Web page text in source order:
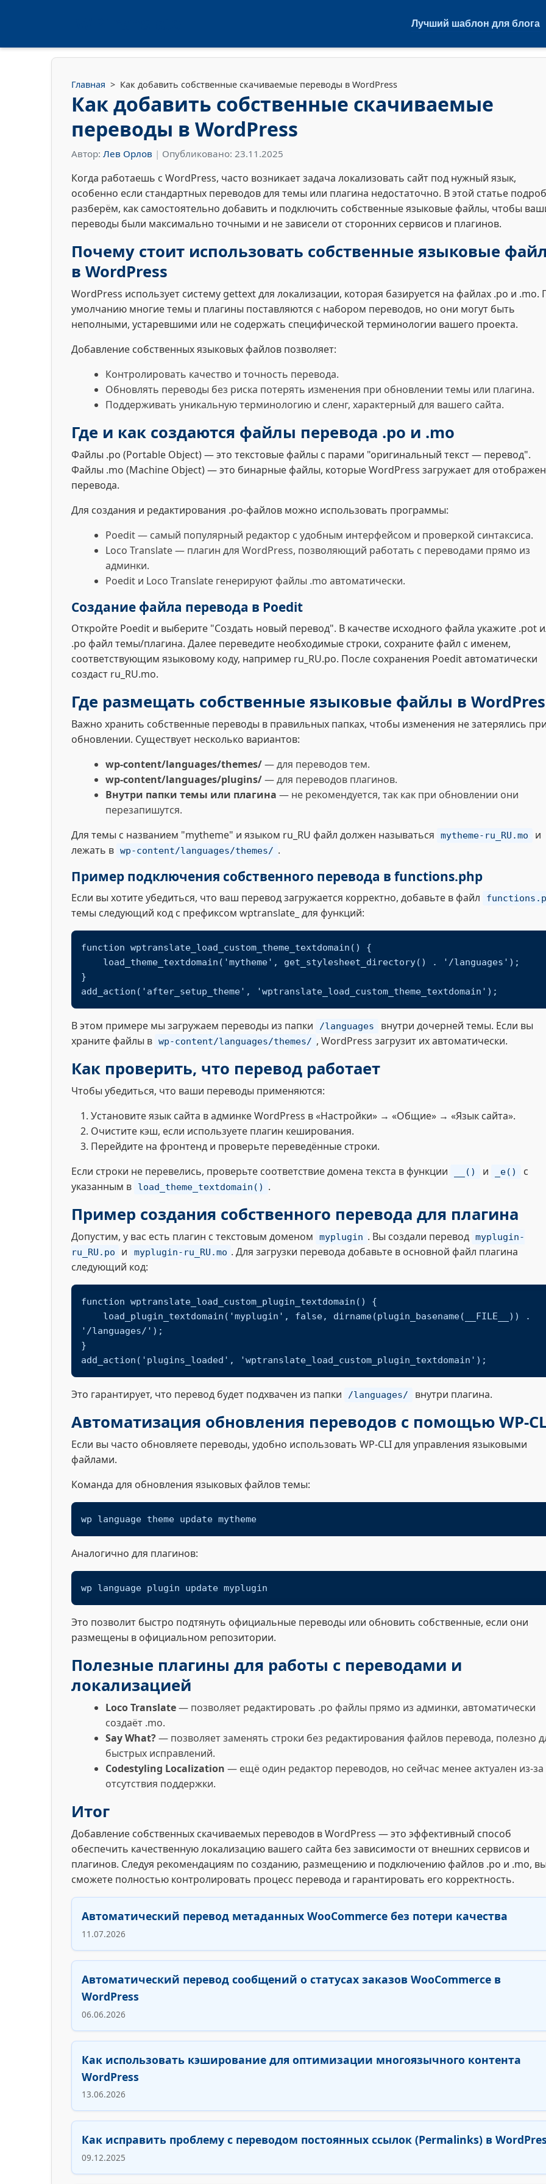
Лучший шаблон для блога
Главная > Как добавить собственные скачиваемые переводы в WordPress
Как добавить собственные скачиваемые
переводы в WordPress
Автор: Лев Орлов | Опубликовано: 23.11.2025
Когда работаешь с WordPress, часто возникает задача локализовать сайт под нужный язык,
особенно если стандартных переводов для темы или плагина недостаточно. В этой статье
разберём, как самостоятельно добавить и подключить собственные языковые файлы, чтобы
переводы были максимально точными и не зависели от сторонних сервисов и плагинов.
Почему стоит использовать собственные языковые
в WordPress
WordPress использует систему gettext для локализации, которая базируется на файлах .po и .mo.
умолчанию многие темы и плагины поставляются с набором переводов, но они могут быть
неполными, устаревшими или не содержать специфической терминологии вашего проекта.
Добавление собственных языковых файлов позволяет:
Контролировать качество и точность перевода.
Обновлять переводы без риска потерять изменения при обновлении темы или плагина.
Поддерживать уникальную терминологию и сленг, характерный для вашего сайта.
Где и как создаются файлы перевода .po и .mo
Файлы .po (Portable Object) — это текстовые файлы с парами "оригинальный текст — перевод".
Файлы .mo (Machine Object) — это бинарные файлы, которые WordPress загружает для
перевода.
Для создания и редактирования .po-файлов можно использовать программы:
Poedit — самый популярный редактор с удобным интерфейсом и проверкой синтаксиса.
Loco Translate — плагин для WordPress, позволяющий работать с переводами прямо из
админки.
Poedit и Loco Translate генерируют файлы .mo автоматически.
Создание файла перевода в Poedit
Откройте Poedit и выберите "Создать новый перевод". В качестве исходного файла укажите .pot
.po файл темы/плагина. Далее переведите необходимые строки, сохраните файл с именем,
соответствующим языковому коду, например ru_RU.po. После сохранения Poedit автоматически
создаст ru_RU.mo.
Где размещать собственные языковые файлы в
Важно хранить собственные переводы в правильных папках, чтобы изменения не затерялись
обновлении. Существует несколько вариантов:
wp-content/languages/themes/— для переводов тем.
wp-content/languages/plugins/— для переводов плагинов.
Внутри папки темы или плагина — не рекомендуется, так как при обновлении они
перезапишутся.
Для темы с названием "mytheme" и языком ru_RU файл должен называться
mytheme-ru_RU.mo
и
лежать в wp-content/languages/themes/ .
Пример подключения собственного перевода в functions.php
Если вы хотите убедиться, что ваш перевод загружается корректно, добавьте в файл
темы следующий код с префиксом wptranslate_ для функций:
function wptranslate_load_custom_theme_textdomain() {
}
add_action('after_setup_theme', 'wptranslate_load_custom_theme_textdomain');
В этом примере мы загружаем переводы из папки /languages
внутри дочерней темы. Если вы
храните файлы в wp-content/languages/themes/ , WordPress загрузит их автоматически.
Как проверить, что перевод работает
Чтобы убедиться, что ваши переводы применяются:
Установите язык сайта в админке WordPress в «Настройки» → «Общие» → «Язык сайта».
Очистите кэш, если используете плагин кеширования.
Перейдите на фронтенд и проверьте переведённые строки.
Если строки не перевелись, проверьте соответствие домена текста в функции
__() и _e()
с
указанным в
load_theme_textdomain() .
Пример создания собственного перевода для плагина
Допустим, у вас есть плагин с текстовым доменом myplugin . Вы создали перевод myplugin-
ru_RU.po
и myplugin-ru_RU.mo . Для загрузки перевода добавьте в основной файл плагина
следующий код:
function wptranslate_load_custom_plugin_textdomain() {
'/languages/');
}
add_action('plugins_loaded', 'wptranslate_load_custom_plugin_textdomain');
Это гарантирует, что перевод будет подхвачен из папки /languages/ внутри плагина.
Автоматизация обновления переводов с помощью WP-
Если вы часто обновляете переводы, удобно использовать WP-CLI для управления языковыми
файлами.
Команда для обновления языковых файлов темы:
wp language theme update mytheme
Аналогично для плагинов:
wp language plugin update myplugin
Это позволит быстро подтянуть официальные переводы или обновить собственные, если они
размещены в официальном репозитории.
Полезные плагины для работы с переводами и
локализацией
Loco Translate— позволяет редактировать .po файлы прямо из админки, автоматически
создаёт .mo.
Say What?— позволяет заменять строки без редактирования файлов перевода, полезно
быстрых исправлений.
Codestyling Localization — ещё один редактор переводов, но сейчас менее актуален из-за
отсутствия поддержки.
Итог
Добавление собственных скачиваемых переводов в WordPress — это эффективный способ
обеспечить качественную локализацию вашего сайта без зависимости от внешних сервисов и
плагинов. Следуя рекомендациям по созданию, размещению и подключению файлов .po и .mo,
сможете полностью контролировать процесс перевода и гарантировать его корректность.
Автоматический перевод метаданных WooCommerce без потери качества
11.07.2026
Автоматический перевод сообщений о статусах заказов WooCommerce в
WordPress
06.06.2026
Как использовать кэширование для оптимизации многоязычного контента
WordPress
13.06.2026
Как исправить проблему с переводом постоянных ссылок (Permalinks) в
09.12.2025